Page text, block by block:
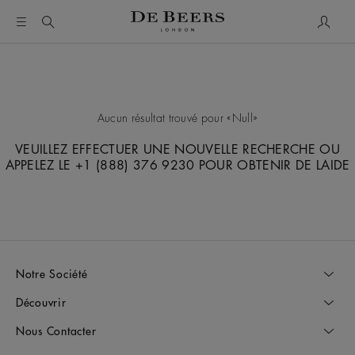
Aucun résultat trouvé pour Null
VEUILLEZ EFFECTUER UNE NOUVELLE RECHERCHE OU
APPELEZ LE +1 (888) 376 9230 POUR OBTENIR DE LAIDE
Notre Société
Découvrir
Nous Contacter